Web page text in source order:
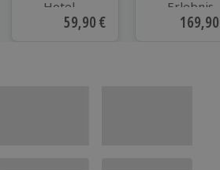
Hotel-
Auswahl
Aktueller Preis
59,90 €
Erlebnis-
Auswahl